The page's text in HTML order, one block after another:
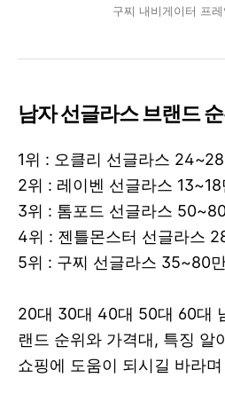
구찌 내비게이터 프
남자 선글라스 브랜드
1위 : 오클리 선글라스
2위 : 레이벤 선글라스 13~18
3위 : 톰포드 선글라스
4위 : 젠틀몬스터 선글라스
5위 : 구찌 선글라스 35~80
20대 30대 40대 50대 60대
랜드 순위와 가격대, 특징 알
쇼핑에 도움이 되시길 바라